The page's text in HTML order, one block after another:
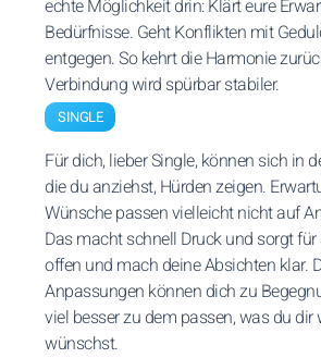
echte Möglichkeit drin: Klärt eure
Bedürfnisse. Geht Konflikten mit
entgegen. So kehrt die Harmonie
Verbindung wird spürbar stabiler.
SINGLE
Für dich, lieber Single, können sich in
die du anziehst, Hürden zeigen.
Wünsche passen vielleicht nicht auf
Das macht schnell Druck und sorgt
offen und mach deine Absichten klar.
Anpassungen können dich zu
viel besser zu dem passen, was du dir
wünschst.